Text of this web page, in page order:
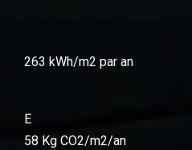
263 kWh/m2 par an
E
58 Kg CO2/m2/an